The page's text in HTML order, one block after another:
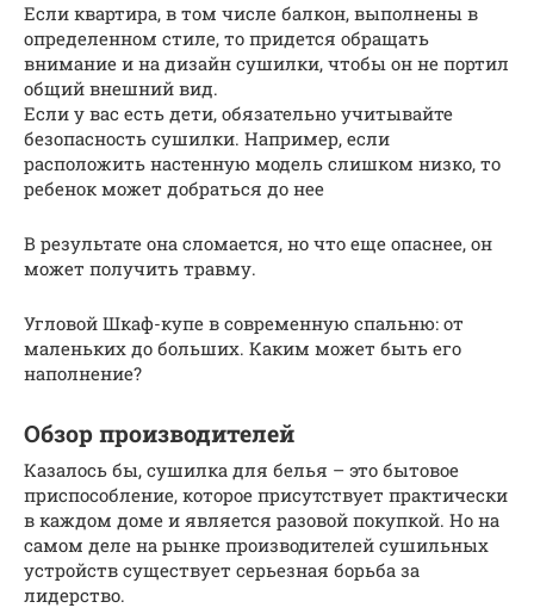
Если квартира, в том числе балкон, выполнены в
определенном стиле, то придется обращать
внимание и на дизайн сушилки, чтобы он не портил
общий внешний вид.
Если у вас есть дети, обязательно учитывайте
безопасность сушилки. Например, если
расположить настенную модель слишком низко, то
ребенок может добраться до нее
В результате она сломается, но что еще опаснее, он
может получить травму.
Угловой Шкаф-купе в современную спальню: от
маленьких до больших. Каким может быть его
наполнение?
Обзор производителей
Казалось бы, сушилка для белья – это бытовое
приспособление, которое присутствует практически
в каждом доме и является разовой покупкой. Но на
самом деле на рынке производителей сушильных
устройств существует серьезная борьба за
лидерство.